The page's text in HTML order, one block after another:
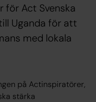
Act Svenska
Uganda för att
med lokala
på Actinspiratörer,
stärka